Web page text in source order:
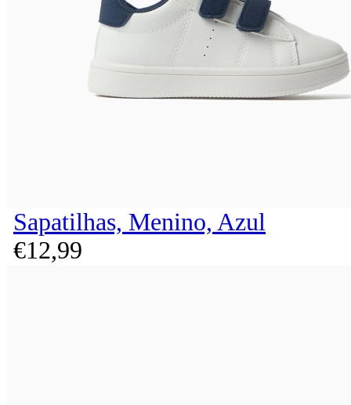
Sapatilhas, Menino, Azul
€12,99